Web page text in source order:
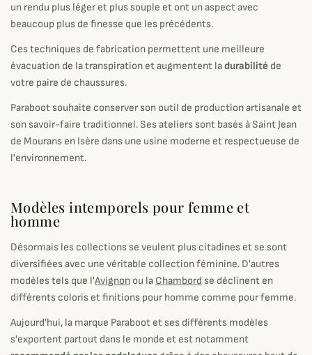
un rendu plus léger et plus souple et ont un aspect avec
beaucoup plus de finesse que les précédents.
Ces techniques de fabrication permettent une meilleure
évacuation de la transpiration et augmentent ladurabilité de
votre paire de chaussures.
Paraboot souhaite conserver son outil de production artisanale et
son savoir-faire traditionnel. Ses ateliers sont basés à Saint Jean
de Mourans en Isère dans une usine moderne et respectueuse de
l'environnement.
Modèles intemporels pour femme et
homme
Désormais les collections se veulent plus citadines et se sont
diversifiées avec une véritable collection féminine. D'autres
modèles tels que l'Avignon ou la Chambord se déclinent en
différents coloris et finitions pour homme comme pour femme.
Aujourd'hui, la marque Paraboot et ses différents modèles
s'exportent partout dans le monde et est notamment